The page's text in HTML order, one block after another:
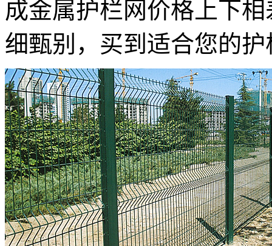
成金属护栏网价格上下
细甄别，买到适合您的护